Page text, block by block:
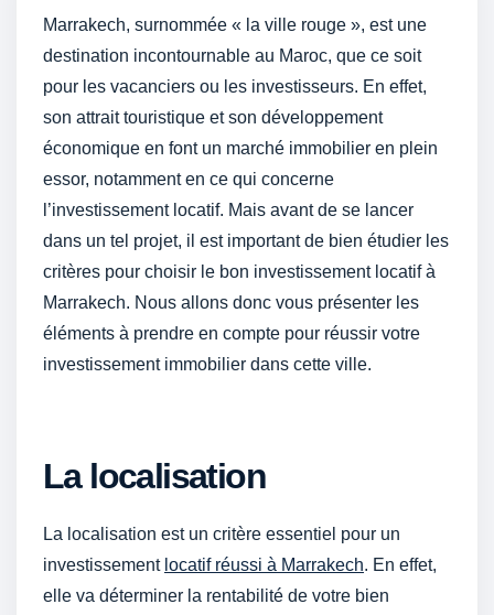
Marrakech, surnommée « la ville rouge », est une
destination incontournable au Maroc, que ce soit
pour les vacanciers ou les investisseurs. En effet,
son attrait touristique et son développement
économique en font un marché immobilier en plein
essor, notamment en ce qui concerne
l’investissement locatif. Mais avant de se lancer
dans un tel projet, il est important de bien étudier les
critères pour choisir le bon investissement locatif à
Marrakech. Nous allons donc vous présenter les
éléments à prendre en compte pour réussir votre
investissement immobilier dans cette ville.
La localisation
La localisation est un critère essentiel pour un
investissement locatif réussi à Marrakech. En effet,
elle va déterminer la rentabilité de votre bien